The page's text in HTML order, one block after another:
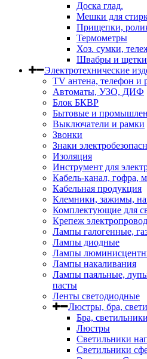
Доска глад.
Мешки для
Прищепки,
Термометры
Хоз. сумки,
Швабры и щетки
Электротехнические
TV aнтена, телефон и
Автоматы, УЗО, ДИФ
Блок БКВР
Бытовые и
Выключатели и рамки
Звонки
Знаки
Изоляция
Инструмент для
Кабель-канал, гофра,
Кабельная продукция
Клемники, зажимы,
Комплектующие для
Крепеж
Лампы галогенные,
Лампы диодные
Лампы
Лампы накаливания
Лампы паяльные,
пасты
Ленты светодиодные
Люстры, бра,
Бра, светильники
Люстры
Светильники
Светильники